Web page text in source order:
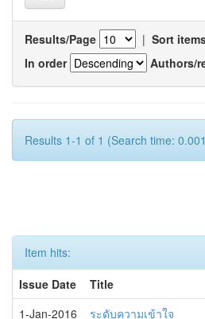
Results/Page | Sort
In order
Authors/
Results 1-1 of 1 (Search time:
Item hits:
Issue Date
Title
1-Jan-2016
ระดับความเข้าใจ